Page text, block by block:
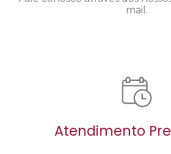
mail.
Atendimento